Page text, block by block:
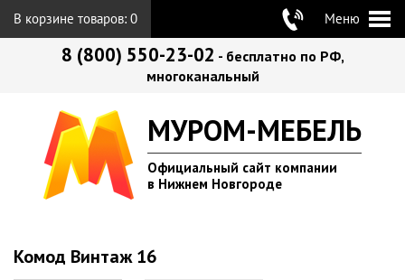
В корзине товаров: 0 Меню
8 (800) 550-23-02 - бесплатно по РФ,
многоканальный
МУРОМ-МЕБЕЛЬ
Официальный сайт компании
в Нижнем Новгороде
Комод Винтаж 16